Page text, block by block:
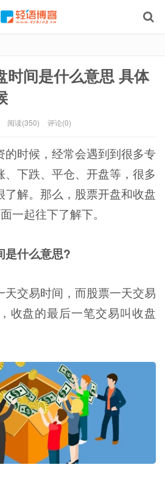
时间是什么意思 具体
阅读(350) 评论(0)
的时候，经常会遇到到很多专
下跌、平仓、开盘等，很多
了解。那么，股票开盘和收盘
一起往下了解下。
是什么意思?
交易时间，而股票一天交易
收盘的最后一笔交易叫收盘